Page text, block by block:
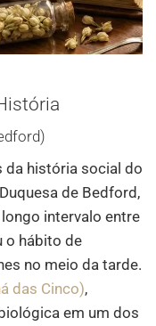
da história social do
de Bedford,
intervalo entre
o hábito de
no meio da tarde.
das Cinco),
em um dos